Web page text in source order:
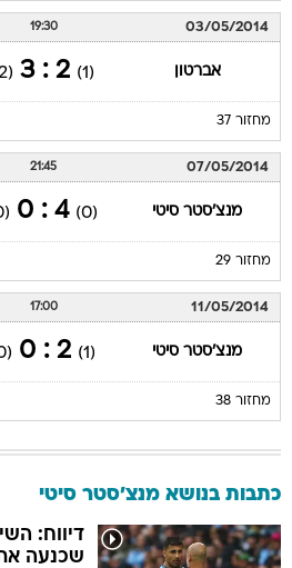
03/05/2014
19:30
אברטון (1)
2 : 3
(2)
מחזור 37
07/05/2014
21:45
מנצ'סטר סיטי (0)
4 : 0
(0)
מחזור 29
11/05/2014
17:00
מנצ'סטר סיטי (1)
2 : 0
(0)
מחזור 38
כתבות בנושא מנצ'סטר סיטי
דיווח:
שכנעה את